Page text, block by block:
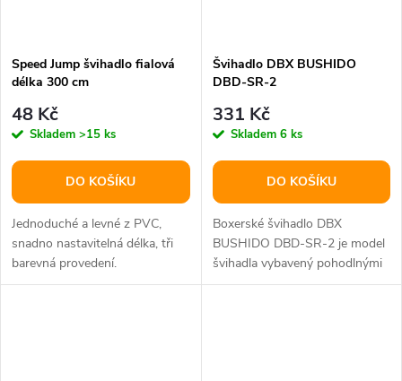
Speed Jump švihadlo fialová
délka 300 cm
48 Kč
Skladem >15 ks
DO KOŠÍKU
Jednoduché a levné z PVC,
snadno nastavitelná délka, tři
barevná provedení.
Švihadlo DBX BUSHIDO
DBD-SR-2
331 Kč
Skladem 6 ks
DO KOŠÍKU
Boxerské švihadlo DBX
BUSHIDO DBD-SR-2 je model
švihadla vybavený pohodlnými
dřevěnými rukojeťmi o délce